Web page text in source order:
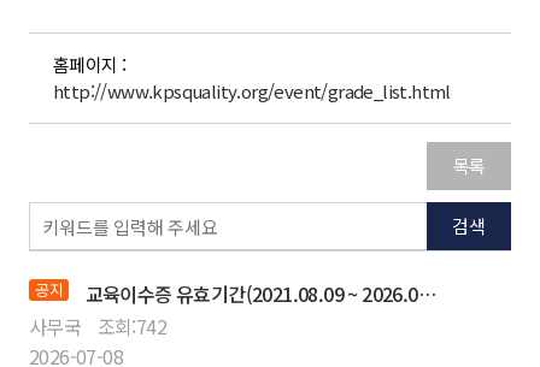
홈페이지 :
http://www.kpsquality.org/event/grade_list.html
목록
검색
공지
교육이수증 유효기간(2021.08.09 ~ 2026.08.08) 만료 갱신 절차 안내
사무국
조회:742
2026-07-08